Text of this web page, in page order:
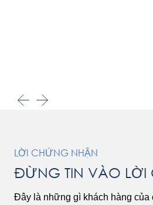
LỜI CHỨNG NHẬN
ĐỪNG TIN VÀO LỜI
Đây là những gì khách hàng của